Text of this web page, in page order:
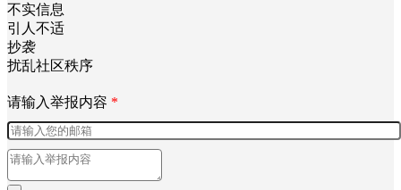
不实信息
引人不适
抄袭
扰乱社区秩序
请输入举报内容 *